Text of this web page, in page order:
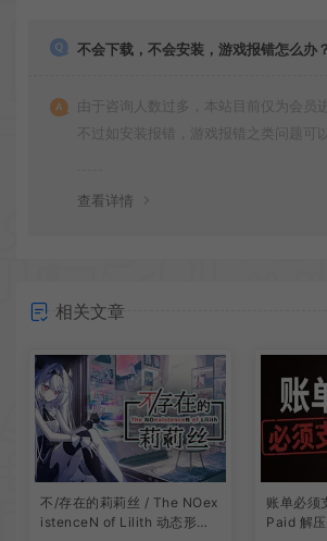
不会下载，不会安装，游戏报错怎么办？
由于咨询人数过多，本站目前仅为会员
不过如安装报错，游戏报错之类问题可
查看详情
相关文章
不/存在的莉莉丝 / The NOex
istenceN of Lilith 动态形象
账单必须
Paid 解